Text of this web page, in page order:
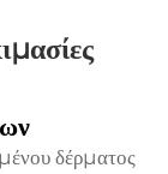
δέρματος